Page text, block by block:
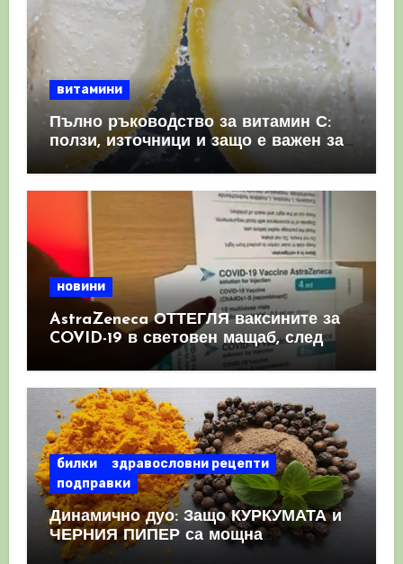
витамини
Пълно ръководство за витамин С:
ползи, източници и защо е важен за
имунната система
новини
AstraZeneca ОТТЕГЛЯ ваксините за
COVID-19 в световен мащаб, след
като призна, че те причиняват
КРЪВНИ съсиреци
билки
здравословни рецепти
подправки
Динамично дуо: Защо КУРКУМАТА и
ЧЕРНИЯ ПИПЕР са мощна
комбинация